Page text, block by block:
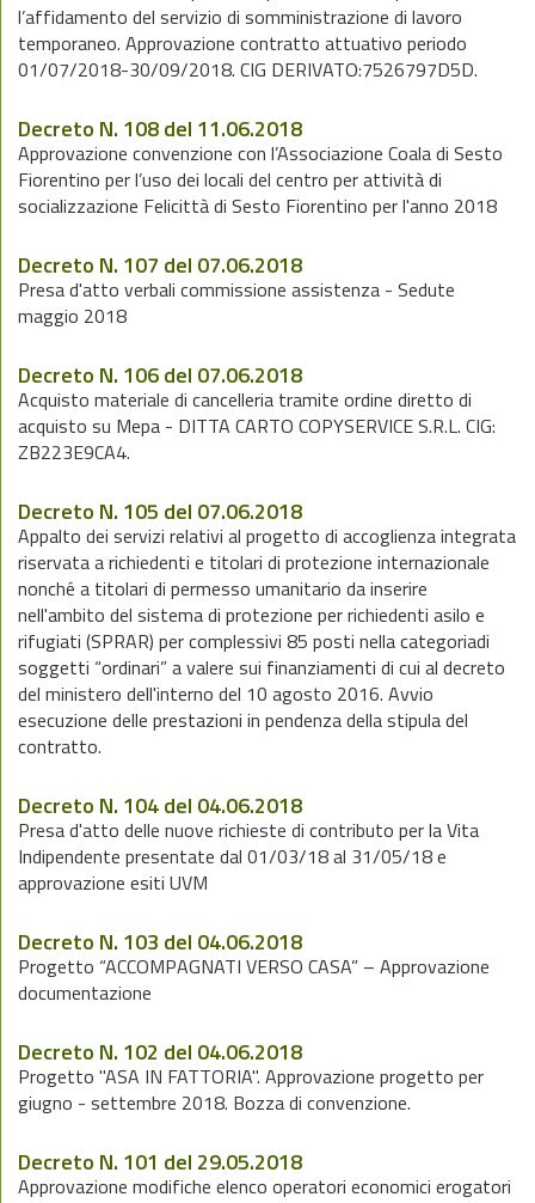
l’affidamento del servizio di somministrazione di lavoro
temporaneo. Approvazione contratto attuativo periodo
01/07/2018-30/09/2018. CIG DERIVATO:7526797D5D.
Decreto N. 108 del 11.06.2018
Approvazione convenzione con l’Associazione Coala di Sesto
Fiorentino per l’uso dei locali del centro per attività di
socializzazione Felicittà di Sesto Fiorentino per l'anno 2018
Decreto N. 107 del 07.06.2018
Presa d'atto verbali commissione assistenza - Sedute
maggio 2018
Decreto N. 106 del 07.06.2018
Acquisto materiale di cancelleria tramite ordine diretto di
acquisto su Mepa - DITTA CARTO COPYSERVICE S.R.L. CIG:
ZB223E9CA4.
Decreto N. 105 del 07.06.2018
Appalto dei servizi relativi al progetto di accoglienza integrata
riservata a richiedenti e titolari di protezione internazionale
nonché a titolari di permesso umanitario da inserire
nell'ambito del sistema di protezione per richiedenti asilo e
rifugiati (SPRAR) per complessivi 85 posti nella categoriadi
soggetti “ordinari” a valere sui finanziamenti di cui al decreto
del ministero dell'interno del 10 agosto 2016. Avvio
esecuzione delle prestazioni in pendenza della stipula del
contratto.
Decreto N. 104 del 04.06.2018
Presa d'atto delle nuove richieste di contributo per la Vita
Indipendente presentate dal 01/03/18 al 31/05/18 e
approvazione esiti UVM
Decreto N. 103 del 04.06.2018
Progetto “ACCOMPAGNATI VERSO CASA” – Approvazione
documentazione
Decreto N. 102 del 04.06.2018
Progetto "ASA IN FATTORIA". Approvazione progetto per
giugno - settembre 2018. Bozza di convenzione.
Decreto N. 101 del 29.05.2018
Approvazione modifiche elenco operatori economici erogatori